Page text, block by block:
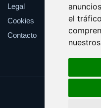
el
Legal
Cookies
Contacto
Update